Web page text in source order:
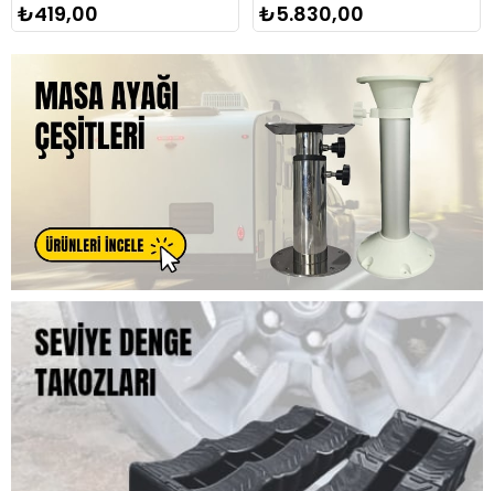
₺419,00 ₺5.830,00